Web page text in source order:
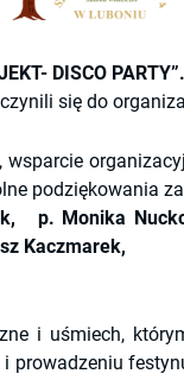
DISCO PARTY”.
się do
podziękowania
p. Monika
Kaczmarek,
i uśmiech,